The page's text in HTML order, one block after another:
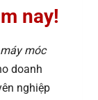
nay!
móc
doanh
nghiệp